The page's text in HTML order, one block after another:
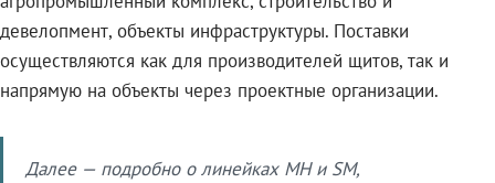
девелопмент, объекты инфраструктуры. Поставки
осуществляются как для производителей щитов, так и
напрямую на объекты через проектные организации.
Далее — подробно о линейках МН и SM,